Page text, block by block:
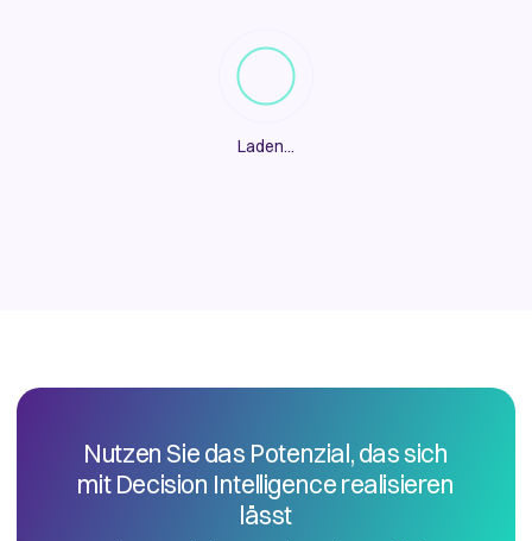
Laden...
Nutzen Sie das Potenzial, das sich
mit Decision Intelligence realisieren
lässt